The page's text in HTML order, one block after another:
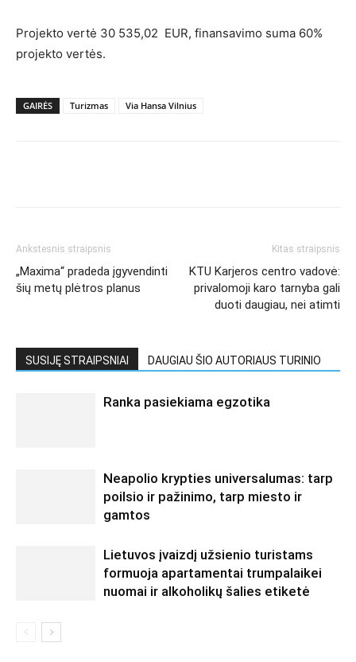
Projekto vertė 30 535,02 EUR, finansavimo suma 60%
projekto vertės.
GAIRĖS Turizmas Via Hansa Vilnius
Ankstesnis straipsnis
„Maxima“ pradeda įgyvendinti
šių metų plėtros planus
Kitas straipsnis
KTU Karjeros centro vadovė:
privalomoji karo tarnyba gali
duoti daugiau, nei atimti
SUSIJĘ STRAIPSNIAI DAUGIAU ŠIO AUTORIAUS TURINIO
Ranka pasiekiama egzotika
Neapolio krypties universalumas: tarp
poilsio ir pažinimo, tarp miesto ir
gamtos
Lietuvos įvaizdį užsienio turistams
formuoja apartamentai trumpalaikei
nuomai ir alkoholikų šalies etiketė